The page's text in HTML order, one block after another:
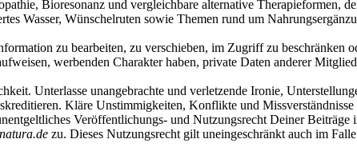
Bioresonanz und vergleichbare alternative Therapieformen,
Wasser, Wünschelruten sowie Themen rund um
zu bearbeiten, zu verschieben, im Zugriff zu beschränken
werbenden Charakter haben, private Daten anderer
Unterlasse unangebrachte und verletzende Ironie,
Kläre Unstimmigkeiten, Konflikte und
Veröffentlichungs- und Nutzungsrecht Deiner Beiträge
zu. Dieses Nutzungsrecht gilt uneingeschränkt auch im